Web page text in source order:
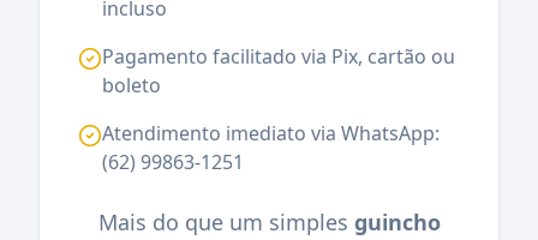
incluso
Pagamento facilitado via Pix, cartão ou
boleto
Atendimento imediato via WhatsApp:
(62) 99863-1251
Mais do que um simples guincho